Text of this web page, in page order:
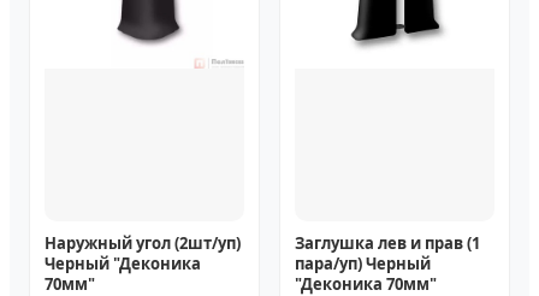
Наружный угол (2шт/уп)
Черный "Деконика
70мм"
Заглушка лев и прав (1
пара/уп) Черный
"Деконика 70мм"